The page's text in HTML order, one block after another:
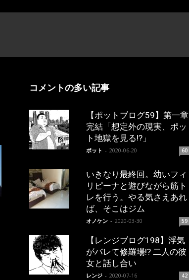
コメントの多い記事
【ポットブログ59】第一章
完結「想定外の現実、ポッ
ト地獄を見る!?」
ポット - 2020-06-20 60
いきなり最終回。幼いフィ
リピーナと遊びながら筋ト
レを行う。やる気さえあれ
ば、そこはジム
オノケン - 2020-03-30 59
【レンジブログ198】浮気
がバレて修羅場!? 二人の彼
女と話し合い
レンジ - 2020-07-16 42